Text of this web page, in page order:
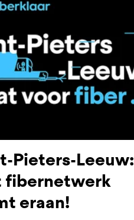
Pieters-Leeuw:
fibernetwerk
eraan!